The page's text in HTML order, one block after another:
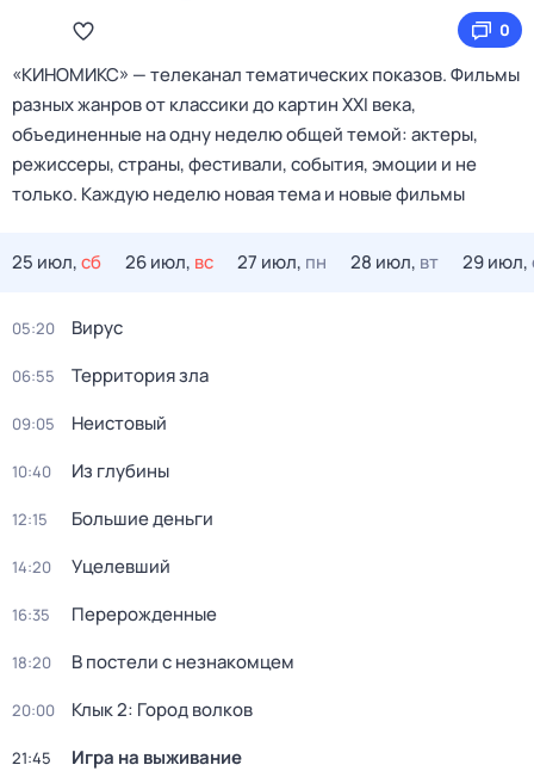
0
«КИНОМИКС» — телеканал тематических показов. Фильмы
разных жанров от классики до картин XXI века,
объединенные на одну неделю общей темой: актеры,
режиссеры, страны, фестивали, события, эмоции и не
только. Каждую неделю новая тема и новые фильмы
25 июл,сб 26 июл, вс 27 июл, пн 28 июл, вт 29 июл,
05:20 Вирус
06:55 Территория зла
09:05 Неистовый
10:40 Из глубины
12:15 Большие деньги
14:20 Уцелевший
16:35 Перерожденные
18:20 В постели с незнакомцем
20:00 Клык 2: Город волков
21:45 Игра на выживание